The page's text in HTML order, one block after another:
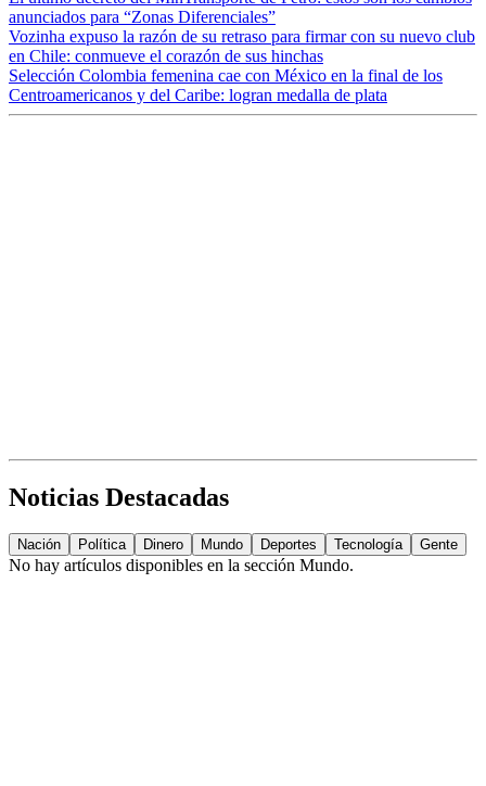
anunciados para “Zonas Diferenciales”
Vozinha expuso la razón de su retraso para firmar con su nuevo club
en Chile: conmueve el corazón de sus hinchas
Selección Colombia femenina cae con México en la final de los
Centroamericanos y del Caribe: logran medalla de plata
Noticias Destacadas
Nación Política Dinero Mundo Deportes Tecnología Gente
No hay artículos disponibles en la sección Mundo.